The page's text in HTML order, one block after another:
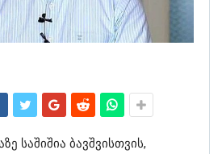
საშიშია ბავშვისთვის,